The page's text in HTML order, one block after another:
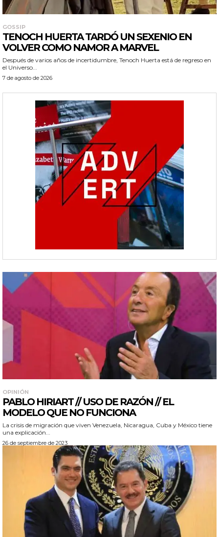
GOSSIP
TENOCH HUERTA TARDÓ UN SEXENIO EN
VOLVER COMO NAMOR A MARVEL
Después de varios años de incertidumbre, Tenoch Huerta está de regreso en
el Universo...
7 de agosto de 2026
OPINIÓN
PABLO HIRIART // USO DE RAZÓN // EL
MODELO QUE NO FUNCIONA
La crisis de migración que viven Venezuela, Nicaragua, Cuba y México tiene
una explicación...
26 de septiembre de 2023